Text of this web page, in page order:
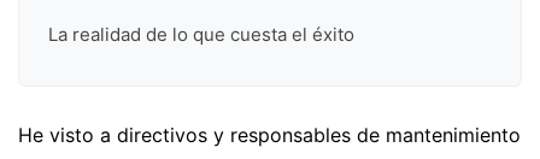
La realidad de lo que cuesta el éxito
He visto a directivos y responsables de mantenimiento